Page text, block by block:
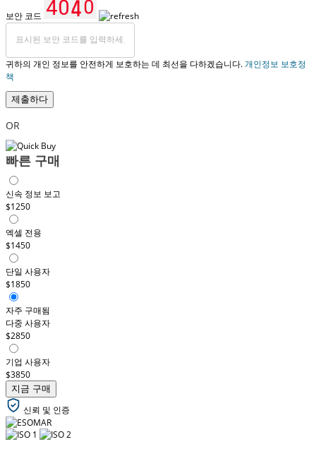
보안 코드
귀하의 개인 정보를 안전하게 보호하는 데 최선을 다하겠습니다.개인정보 보호정
책
제출하다
OR
빠른 구매
신속 정보 보고
$1250
엑셀 전용
$1450
단일 사용자
$1850
자주 구매됨
다중 사용자
$2850
기업 사용자
$3850
지금 구매
신뢰 및 인증